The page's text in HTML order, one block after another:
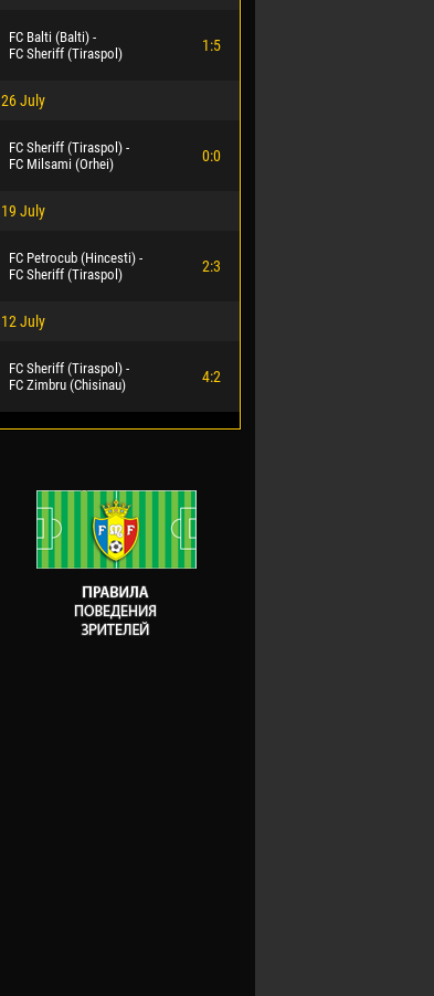
FC Balti (Balti) -
FC Sheriff (Tiraspol)
1:5
26 July
FC Sheriff (Tiraspol) -
FC Milsami (Orhei)
0:0
19 July
FC Petrocub (Hincesti) -
FC Sheriff (Tiraspol)
2:3
12 July
FC Sheriff (Tiraspol) -
FC Zimbru (Chisinau)
4:2